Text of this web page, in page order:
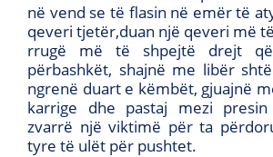
në vend se të flasin në emër të
qeveri tjetër,duan një qeveri më
rrugë më të shpejtë drejt
përbashkët, shajnë me libër
ngrenë duart e këmbët, gjuajnë
karrige dhe pastaj mezi
zvarrë një viktimë për ta
tyre të ulët për pushtet.